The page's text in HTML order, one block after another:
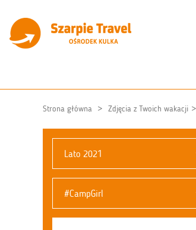
Strona główna Zdjęcia z Twoich wakacji
Lato 2021
#CampGirl